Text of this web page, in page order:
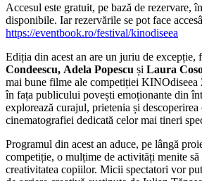
Accesul este gratuit, pe bază de rezervare,
disponibile. Iar rezervările se pot face
https://eventbook.ro/festival/kinodiseea
Ediția din acest an are un juriu de excepție,
Condeescu, Adela Popescu și Laura
mai bune filme ale competiției KINOdiseea
în fața publicului povești emoționante din
explorează curajul, prietenia și
cinematografiei dedicată celor mai tineri
Programul din acest an aduce, pe lângă
competiție, o mulțime de activități menite
creativitatea copiilor. Micii spectatori vor